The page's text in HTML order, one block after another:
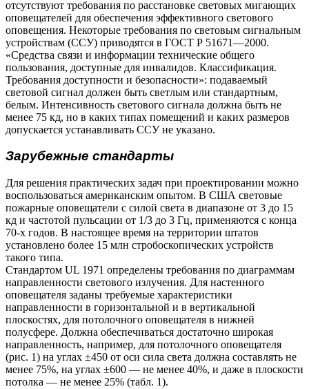
отсутствуют требования по расстановке световых мигающих
оповещателей для обеспечения эффективного светового
оповещения. Некоторые требования по световым сигнальным
устройствам (ССУ) приводятся в ГОСТ Р 51671—2000.
«Средства связи и информации технические общего
пользования, доступные для инвалидов. Классификация.
Требования доступности и безопасности»: подаваемый
световой сигнал должен быть светлым или стандартным,
белым. Интенсивность светового сигнала должна быть не
менее 75 кд, но в каких типах помещений и каких размеров
допускается устанавливать ССУ не указано.
Зарубежные стандарты
Для решения практических задач при проектировании можно
воспользоваться американским опытом. В США световые
пожарные оповещатели с силой света в диапазоне от 3 до 15
кд и частотой пульсации от 1/3 до 3 Гц, применяются с конца
70-х годов. В настоящее время на территории штатов
установлено более 15 млн стробоскопических устройств
такого типа.
Стандартом UL 1971 определены требования по диаграммам
направленности светового излучения. Для настенного
оповещателя заданы требуемые характеристики
направленности в горизонтальной и в вертикальной
плоскостях, для потолочного оповещателя в нижней
полусфере. Должна обеспечиваться достаточно широкая
направленность, например, для потолочного оповещателя
(рис. 1) на углах ±450 от оси сила света должна составлять не
менее 75%, на углах ±600 — не менее 40%, и даже в плоскости
потолка — не менее 25% (табл. 1).